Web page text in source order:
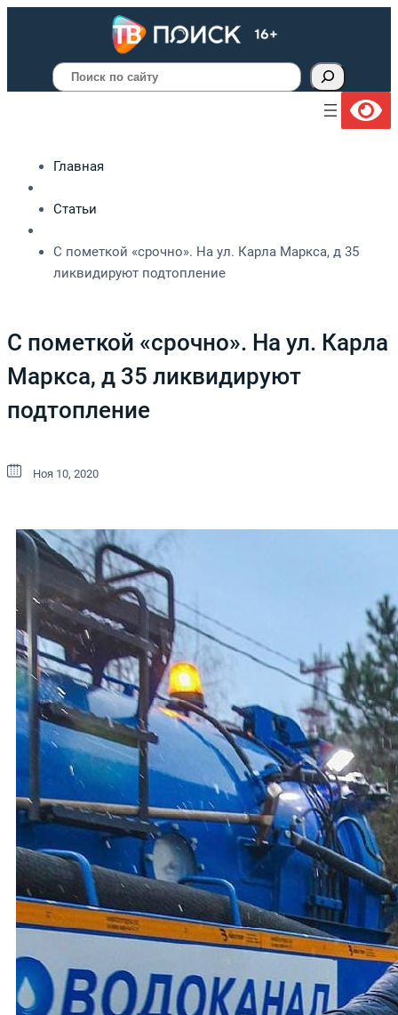
Поиск
Главная
Статьи
С пометкой «срочно». На ул. Карла Маркса, д 35
ликвидируют подтопление
С пометкой «срочно». На ул. Карла
Маркса, д 35 ликвидируют
подтопление
Ноя 10, 2020